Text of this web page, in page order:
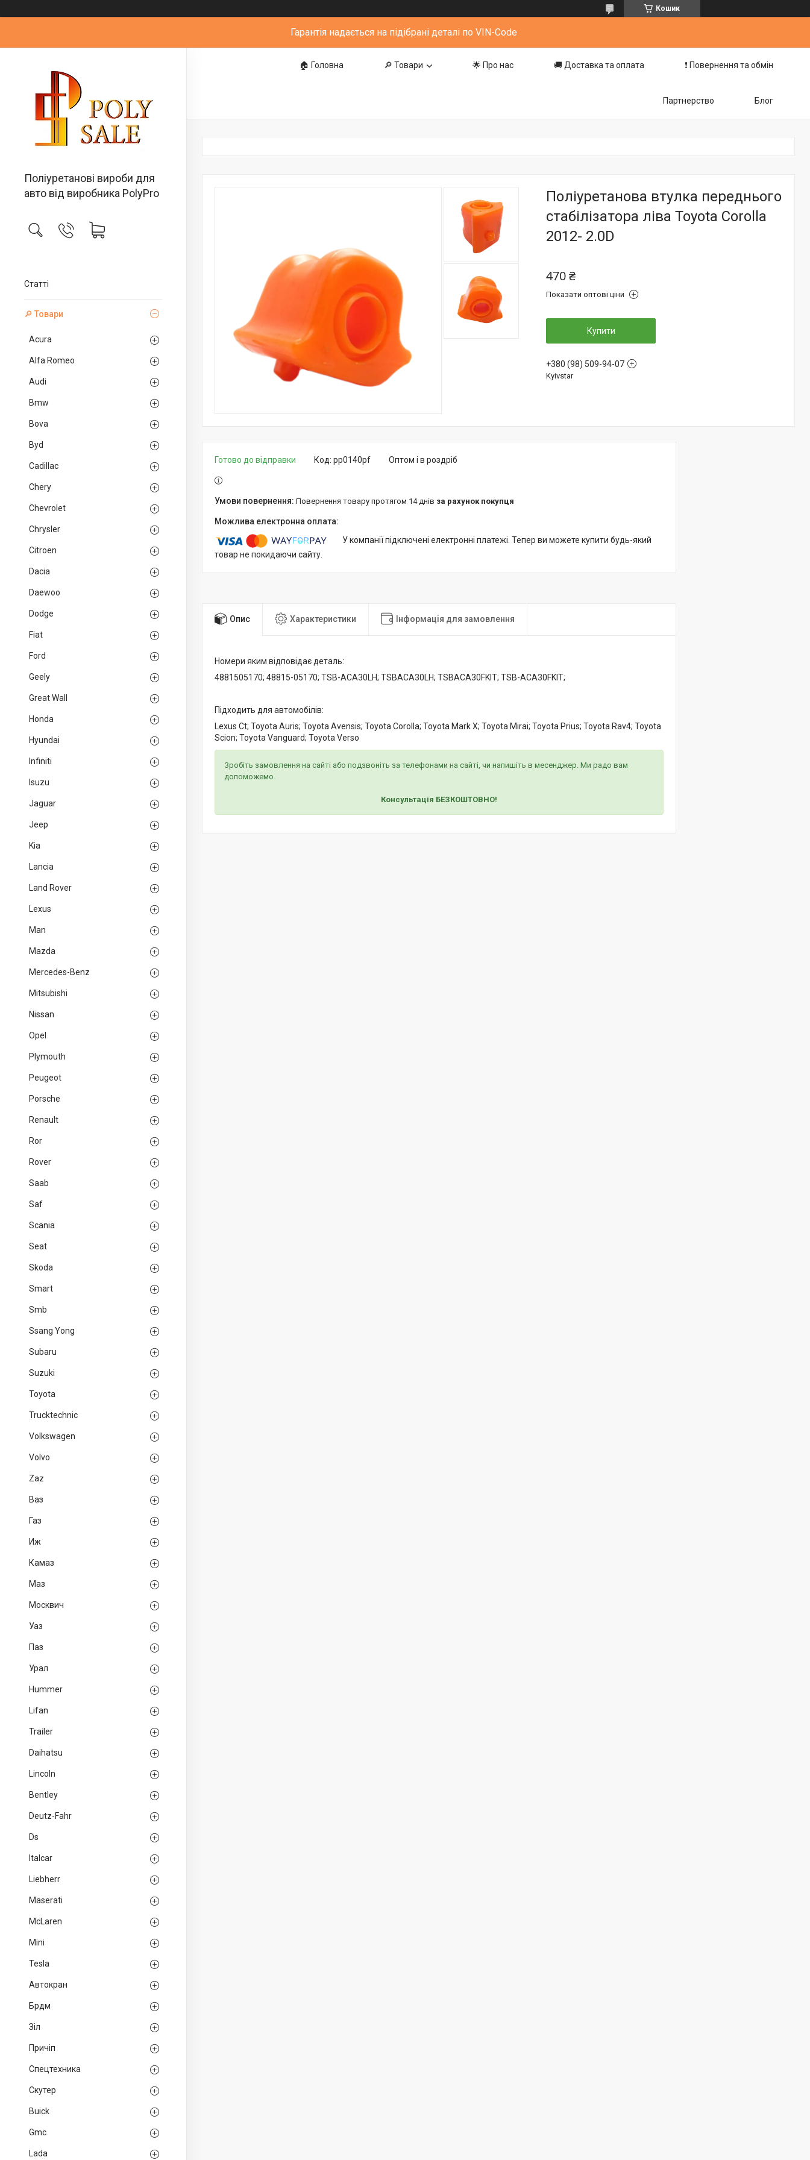
Кошик
Гарантія надається на підібрані деталі по VIN-Code
Поліуретанові вироби для
авто від виробника PolyPro
Статті
🔎 Товари
Acura
Alfa Romeo
Audi
Bmw
Bova
Byd
Cadillac
Chery
Chevrolet
Chrysler
Citroen
Dacia
Daewoo
Dodge
Fiat
Ford
Geely
Great Wall
Honda
Hyundai
Infiniti
Isuzu
Jaguar
Jeep
Kia
Lancia
Land Rover
Lexus
Man
Mazda
Mercedes-Benz
Mitsubishi
Nissan
Opel
Plymouth
Peugeot
Porsche
Renault
Ror
Rover
Saab
Saf
Scania
Seat
Skoda
Smart
Smb
Ssang Yong
Subaru
Suzuki
Toyota
Trucktechnic
Volkswagen
Volvo
Zaz
Ваз
Газ
Иж
Камаз
Маз
Москвич
Уаз
Паз
Урал
Hummer
Lifan
Trailer
Daihatsu
Lincoln
Bentley
Deutz-Fahr
Ds
Italcar
Liebherr
Maserati
McLaren
Mini
Tesla
Автокран
Брдм
Зіл
Причіп
Спецтехника
Скутер
Buick
Gmc
Lada
🏠 Головна 🔎 Товари 🌟 Про нас 🚚 Доставка та оплата ❗️ Повернення та обмін
Партнерство Блог
Поліуретанова втулка переднього
стабілізатора ліва Toyota Corolla
2012- 2.0D
470 ₴
Показати оптові ціни
Купити
+380 (98) 509-94-07
Kyivstar
Готово до відправки Оптом і в роздріб
Код: pp0140pf
повернення товару протягом 14 днів за рахунок покупця
У компанії підключені електронні платежі. Тепер ви можете купити будь-який
товар не покидаючи сайту.
Опис Характеристики Інформація для замовлення
Номери яким відповідає деталь:
4881505170; 48815-05170; TSB-ACA30LH; TSBACA30LH; TSBACA30FKIT; TSB-ACA30FKIT;
Підходить для автомобілів:
Lexus Ct; Toyota Auris; Toyota Avensis; Toyota Corolla; Toyota Mark X; Toyota Mirai; Toyota Prius; Toyota Rav4; Toyota
Scion; Toyota Vanguard; Toyota Verso
Зробіть замовлення на сайті або подзвоніть за телефонами на сайті, чи напишіть в месенджер. Ми радо вам
допоможемо.
Консультація БЕЗКОШТОВНО!